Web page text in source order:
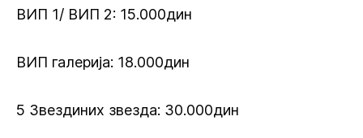
ВИП 1/ ВИП 2: 15.000дин
ВИП галерија: 18.000дин
5 Звездиних звезда: 30.000дин